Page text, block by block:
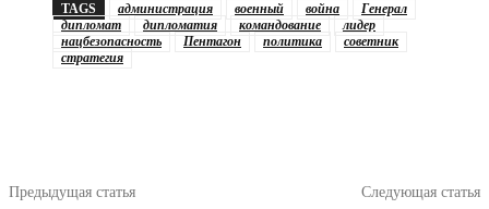
TAGS администрация военный война
Генерал
дипломат
дипломатия командование
лидер
нацбезопасность
Пентагон политика
советник
стратегия
Предыдущая статья Следующая статья